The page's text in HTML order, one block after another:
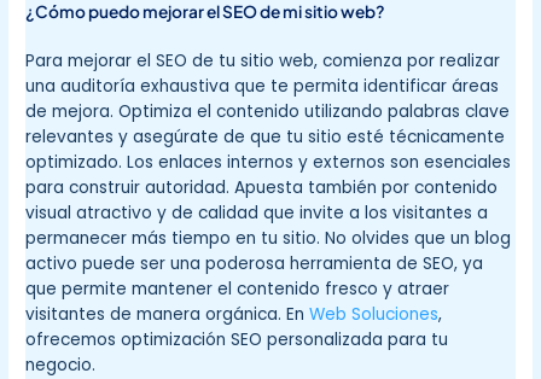
¿Cómo puedo mejorar el SEO de mi sitio web?
Para mejorar el SEO de tu sitio web, comienza por realizar
una auditoría exhaustiva que te permita identificar áreas
de mejora. Optimiza el contenido utilizando palabras clave
relevantes y asegúrate de que tu sitio esté técnicamente
optimizado. Los enlaces internos y externos son esenciales
para construir autoridad. Apuesta también por contenido
visual atractivo y de calidad que invite a los visitantes a
permanecer más tiempo en tu sitio. No olvides que un blog
activo puede ser una poderosa herramienta de SEO, ya
que permite mantener el contenido fresco y atraer
visitantes de manera orgánica. EnWeb Soluciones,
ofrecemos optimización SEO personalizada para tu
negocio.